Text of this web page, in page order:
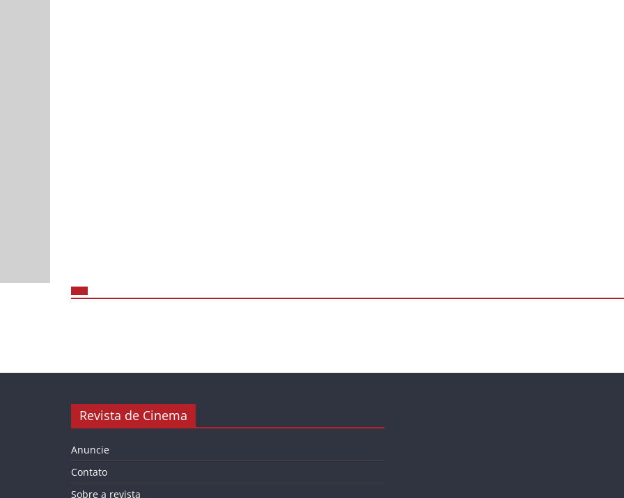
Revista de Cinema
Anuncie
Contato
Sobre a revista